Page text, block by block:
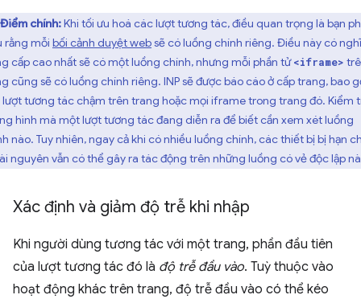
Điểm chính:Khi tối ưu hoá các lượt tương tác, điều quan trọng là bạn
rằng mỗi bối cảnh duyệt websẽ có luồng chính riêng. Điều này có
cấp cao nhất sẽ có một luồng chính, nhưng mỗi phần tử<iframe>
cũng sẽ có luồng chính riêng. INP sẽ được báo cáo ở cấp trang, bao
lượt tương tác chậm trên trang hoặc mọi iframe trong trang đó. Kiểm
hình mà một lượt tương tác đang diễn ra để biết cần xem xét luồng
nào. Tuy nhiên, ngay cả khi có nhiều luồng chính, các thiết bị bị hạn
nguyên vẫn có thể gây ra tác động trên những luồng có vẻ độc lập
Xác định và giảm độ trễ khi nhập
Khi người dùng tương tác với một trang, phần đầu tiên
của lượt tương tác đó là độ trễ đầu vào. Tuỳ thuộc vào
hoạt động khác trên trang, độ trễ đầu vào có thể kéo